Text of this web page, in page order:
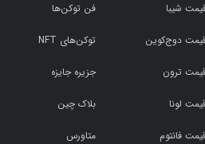
شیبا
دوج‌کوین
ترون
لونا
فانتوم
فن توکن‌ها
توکن‌های NFT
جزیره جایزه
بلاک چین
متاورس